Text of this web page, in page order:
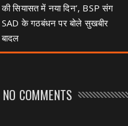
की सियासत में नया दिन’, BSP संग
SAD के गठबंधन पर बोले सुखबीर
बादल
NO COMMENTS